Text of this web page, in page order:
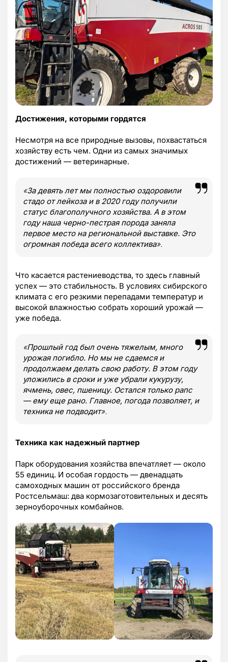
Достижения, которыми гордятся
Несмотря на все природные вызовы, похвастаться
хозяйству есть чем. Одни из самых значимых
достижений — ветеринарные.
«За девять лет мы полностью оздоровили
стадо от лейкоза и в 2020 году получили
статус благополучного хозяйства. А в этом
году наша черно-пестрая порода заняла
первое место на региональной выставке. Это
огромная победа всего коллектива».
Что касается растениеводства, то здесь главный
успех — это стабильность. В условиях сибирского
климата с его резкими перепадами температур и
высокой влажностью собрать хороший урожай —
уже победа.
«Прошлый год был очень тяжелым, много
урожая погибло. Но мы не сдаемся и
продолжаем делать свою работу. В этом году
уложились в сроки и уже убрали кукурузу,
ячмень, овес, пшеницу. Остался только рапс
— ему еще рано. Главное, погода позволяет, и
техника не подводит».
Техника как надежный партнер
Парк оборудования хозяйства впечатляет — около
55 единиц. И особая гордость — двенадцать
самоходных машин от российского бренда
Ростсельмаш: два кормозаготовительных и десять
зерноуборочных комбайнов.